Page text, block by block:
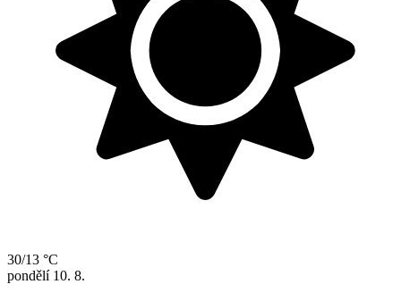
30/13 °C
pondělí 10. 8.